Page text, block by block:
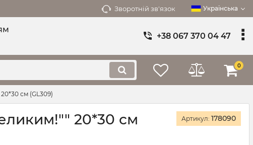
Зворотній зв'язок Українська
+38 067 370 04 47
0
см (GL309)
20*30 см
Артикул: 178090